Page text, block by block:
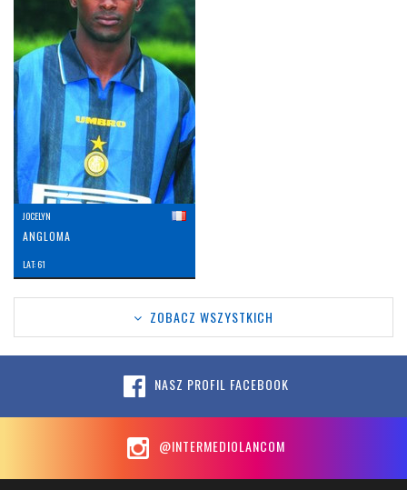
JOCELYN
ANGLOMA
LAT: 61
ZOBACZ WSZYSTKICH
NASZ PROFIL FACEBOOK
@INTERMEDIOLANCOM